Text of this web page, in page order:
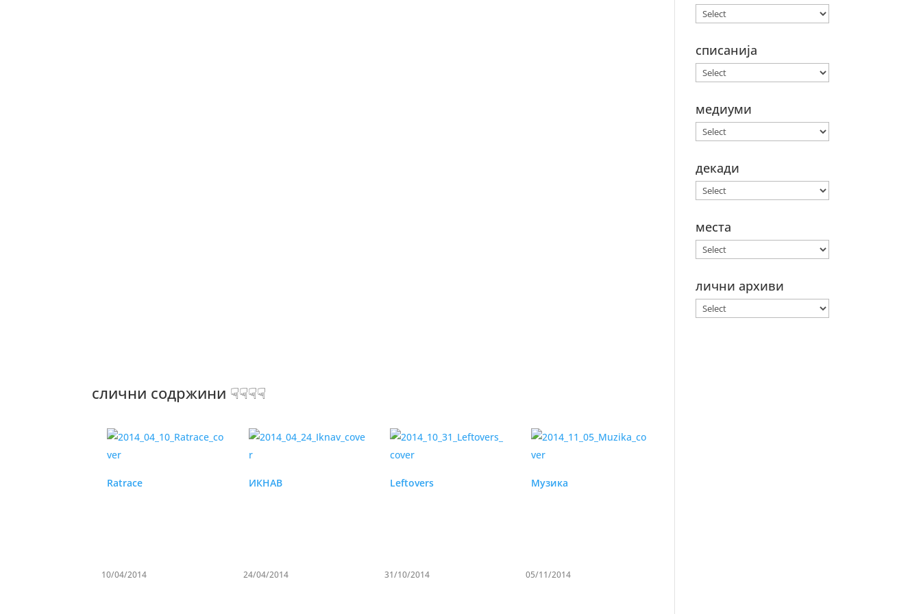
слични содржини ☟☟☟☟
Ratrace
10/04/2014
ИКНАВ
24/04/2014
Leftovers
31/10/2014
Музика
05/11/2014
списанија
медиуми
декади
места
лични архиви